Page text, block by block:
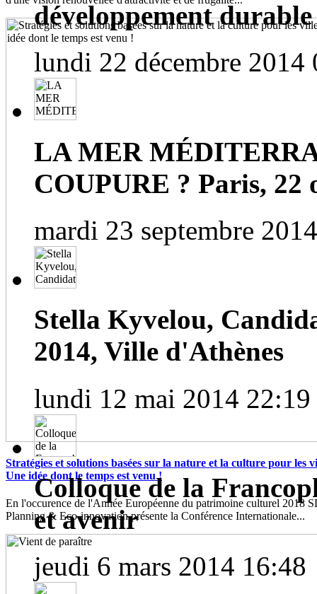
Stratégies et solutions basées sur la nature et la culture pour les
Une idée dont le temps est venu !
En l'occurence de l'Année Européenne du patrimoine culturel 2018
Planning & Eco-innovation présente la Conférence Internationale...
développement
lundi 22 décembre 2014
LA MER
COUPURE ? Paris, 22
mardi 23 septembre
Stella Kyvelou,
2014, Ville d'Athènes
lundi 12 mai 2014 22:19
Colloque de la
et avenir
jeudi 6 mars 2014 16:48